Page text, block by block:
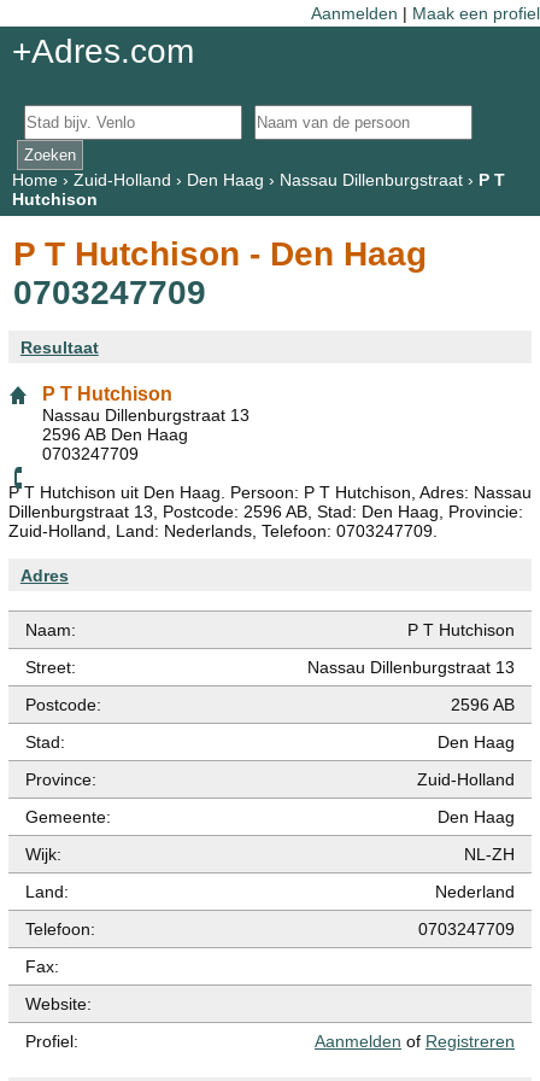
Aanmelden | Maak een profiel
+Adres.com
Home› Zuid-Holland › Den Haag › Nassau Dillenburgstraat› P T
Hutchison
P T Hutchison - Den Haag
0703247709
Resultaat
P T Hutchison
Nassau Dillenburgstraat 13
2596 AB Den Haag
0703247709
P T Hutchison uit Den Haag. Persoon: P T Hutchison, Adres: Nassau
Dillenburgstraat 13, Postcode: 2596 AB, Stad: Den Haag, Provincie:
Zuid-Holland, Land: Nederlands, Telefoon: 0703247709.
Adres
Naam:
P T Hutchison
Street:
Nassau Dillenburgstraat 13
Postcode:
2596 AB
Stad:
Den Haag
Province:
Zuid-Holland
Gemeente:
Den Haag
Wijk:
NL-ZH
Land:
Nederland
Telefoon:
0703247709
Fax:
Website:
Profiel:
Aanmelden of Registreren